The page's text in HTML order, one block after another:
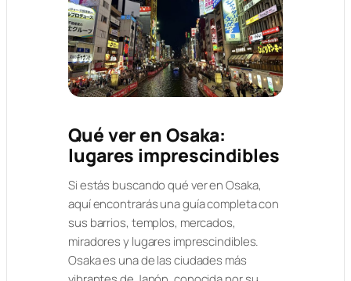
Qué ver en Osaka:
lugares imprescindibles
Si estás buscando qué ver en Osaka,
aquí encontrarás una guía completa con
sus barrios, templos, mercados,
miradores y lugares imprescindibles.
Osaka es una de las ciudades más